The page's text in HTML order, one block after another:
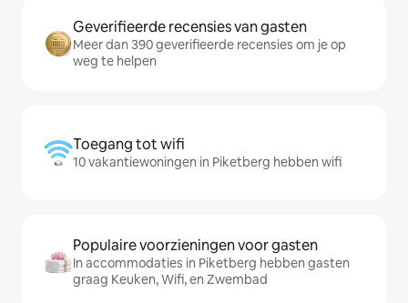
Geverifieerde recensies van gasten
Meer dan 390 geverifieerde recensies om je op
weg te helpen
Toegang tot wifi
10 vakantiewoningen in Piketberg hebben wifi
Populaire voorzieningen voor gasten
In accommodaties in Piketberg hebben gasten
graag Keuken, Wifi, en Zwembad